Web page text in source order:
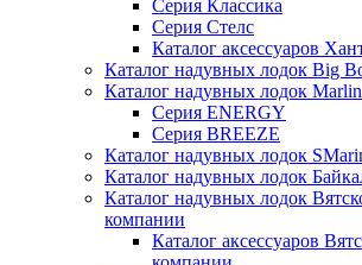
Серия Классика
Серия Стелс
Каталог аксессуаров
Каталог надувных лодок Big
Каталог надувных лодок Marlin
Серия ENERGY
Серия BREEZE
Каталог надувных лодок
Каталог надувных лодок
Каталог надувных лодок
компании
Каталог аксессуаров